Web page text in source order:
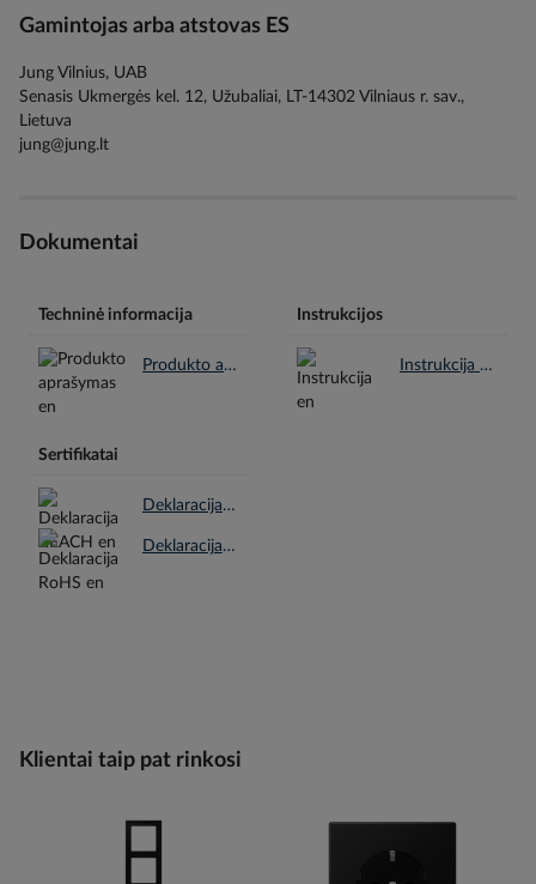
Gamintojas arba atstovas ES
Jung Vilnius, UAB
Senasis Ukmergės kel. 12, Užubaliai, LT-14302 Vilniaus r. sav.,
Lietuva
jung@jung.lt
Dokumentai
Techninė informacija
Produkto aprašymas en.pdf
Instrukcijos
Instrukcija en.pdf
Sertifikatai
Deklaracija REACH en.pdf
Deklaracija RoHS en.pdf
Klientai taip pat rinkosi